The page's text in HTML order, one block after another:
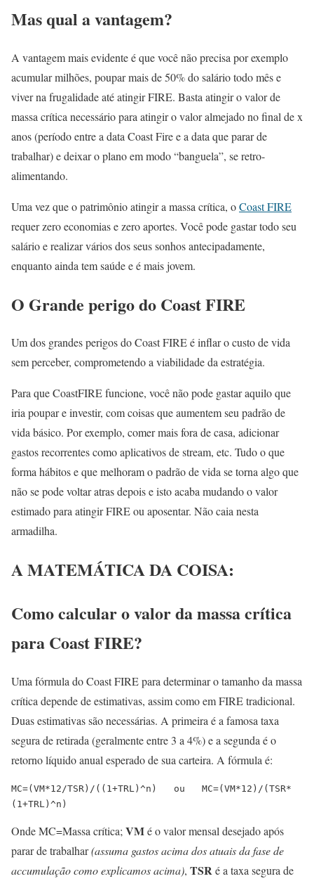
Mas qual a vantagem?
A vantagem mais evidente é que você não precisa por exemplo
acumular milhões, poupar mais de 50% do salário todo mês e
viver na frugalidade até atingir FIRE. Basta atingir o valor de
massa crítica necessário para atingir o valor almejado no final de x
anos (período entre a data Coast Fire e a data que parar de
trabalhar) e deixar o plano em modo “banguela”, se retro-
alimentando.
Uma vez que o patrimônio atingir a massa crítica, oCoast FIRE
requer zero economias e zero aportes. Você pode gastar todo seu
salário e realizar vários dos seus sonhos antecipadamente,
enquanto ainda tem saúde e é mais jovem.
O Grande perigo do Coast FIRE
Um dos grandes perigos do Coast FIRE é inflar o custo de vida
sem perceber, comprometendo a viabilidade da estratégia.
Para que CoastFIRE funcione, você não pode gastar aquilo que
iria poupar e investir, com coisas que aumentem seu padrão de
vida básico. Por exemplo, comer mais fora de casa, adicionar
gastos recorrentes como aplicativos de stream, etc. Tudo o que
forma hábitos e que melhoram o padrão de vida se torna algo que
não se pode voltar atras depois e isto acaba mudando o valor
estimado para atingir FIRE ou aposentar. Não caia nesta
armadilha.
A MATEMÁTICA DA COISA:
Como calcular o valor da massa crítica
para Coast FIRE?
Uma fórmula do Coast FIRE para determinar o tamanho da massa
crítica depende de estimativas, assim como em FIRE tradicional.
Duas estimativas são necessárias. A primeira é a famosa taxa
segura de retirada (geralmente entre 3 a 4%) e a segunda é o
retorno líquido anual esperado de sua carteira. A fórmula é:
MC=(VM*12/TSR)/((1+TRL)^n)   ou   MC=(VM*12)/(TSR*
(1+TRL)^n)
Onde MC=Massa crítica; VMé o valor mensal desejado após
parar de trabalhar(assuma gastos acima dos atuais da fase de
accumulação como explicamos acima), TSRé a taxa segura de